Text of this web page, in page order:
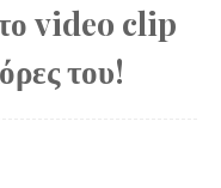
video clip
του!